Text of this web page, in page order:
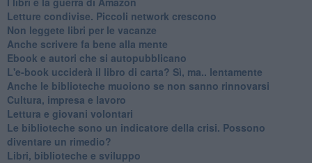
​Letture condivise. Piccoli network crescono
​Non leggete libri per le vacanze
​Anche scrivere fa bene alla mente
​Ebook e autori che si autopubblicano
​L'e-book ucciderà il libro di carta? Sì, ma.. lentamente
​Anche le biblioteche muoiono se non sanno rinnovarsi
​Cultura, impresa e lavoro
​Lettura e giovani volontari
​Le biblioteche sono un indicatore della crisi. Possono
diventare un rimedio?
​Libri, biblioteche e sviluppo